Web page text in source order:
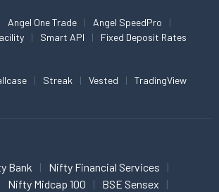
Angel One Trade
Angel SpeedPro
Smart API Fixed Deposit Rates
Streak Vested TradingView
Bank
Nifty Financial Services
Nifty Midcap 100
BSE Sensex